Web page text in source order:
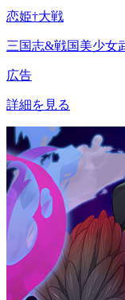
恋姫†大戦
三国志&戦国美少女
広告
詳細を見る